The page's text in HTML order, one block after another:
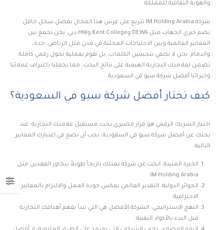
والهوية الثقافية للمملكة.
شركة IM Holding Arabia تتربع على عرش هذا المجال بفضل سجل حافل
يضم كبرى الجهات مثل DEWA وKent College وHNI دبي. نحن نجمع بين
المعايير العالمية وبين الاحتياجات المحلية في مدن مثل الرياض، جدة،
والدمام. نحن لا نكتفي بتحسين الكلمات، بل نقوم بعملية تحول رقمي كاملة
تضمن لعلامتك التجارية الهيمنة على نتائج البحث، مما يجعلنا باعتراف عملائنا
وخبرائنا أفضل شركة سيو في السعودية.
كيف تختار أفضل شركة سيو في السعودية؟
اختيار الشريك الرقمي هو قرار مصيري يحدد مستقبل علامتك التجارية. عند
بحثك عن أفضل شركة سيو في السعودية، يجب أن تضع في اعتبارك المعايير
التالية:
الخبرة المثبتة: ابحث عن شركة تمتلك تاريخاً طويلاً يتجاوز العقدين مثل
IM Holding Arabia.
الجوائز الدولية: التقدير العالمي يعكس جودة العمل والالتزام بالمعايير
الاحترافية.
النهج الاستراتيجي: الشركة الأفضل هي التي تبدأ بفهم أهدافك التجارية
قبل البدء بالأكواد التقنية.